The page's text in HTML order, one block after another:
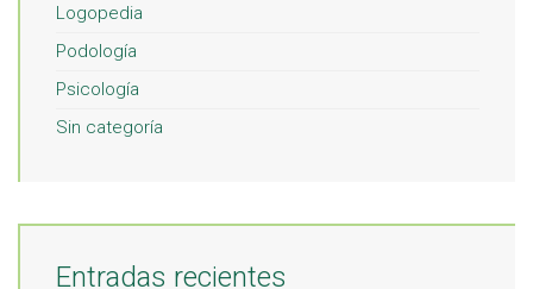
Logopedia
Podología
Psicología
Sin categoría
Entradas recientes